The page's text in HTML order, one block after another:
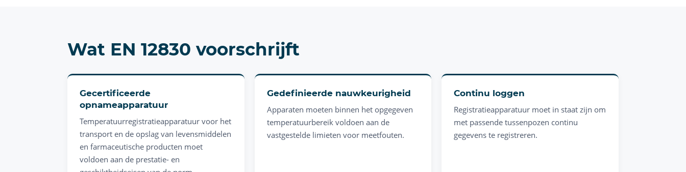
Wat EN 12830 voorschrijft
Gecertificeerde
opnameapparatuur
Temperatuurregistratieapparatuur voor het
transport en de opslag van levensmiddelen
en farmaceutische producten moet
voldoen aan de prestatie- en
Gedefinieerde nauwkeurigheid
Apparaten moeten binnen het opgegeven
temperatuurbereik voldoen aan de
vastgestelde limieten voor meetfouten.
Continu loggen
Registratieapparatuur moet in staat zijn om
met passende tussenpozen continu
gegevens te registreren.